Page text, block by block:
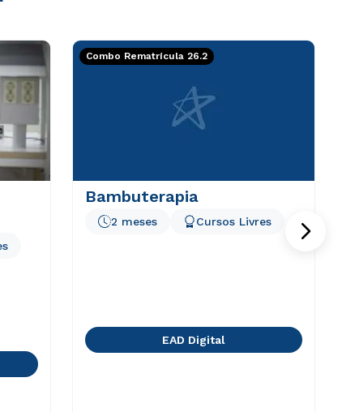
Combo Rematrícula 26.2
Bambuterapia
2 meses Cursos Livres
EAD Digital